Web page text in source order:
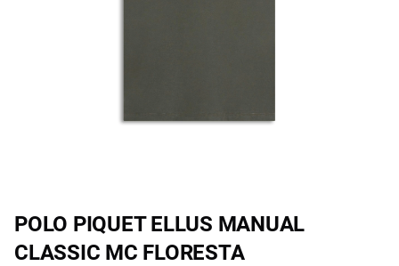
POLO PIQUET ELLUS MANUAL
CLASSIC MC FLORESTA